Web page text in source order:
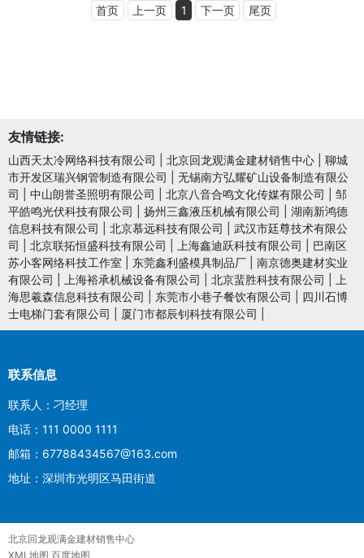
首页 上一页 1 下一页 尾页
友情链接:
山西天太冷网络科技有限公司 北京回龙观满金建材销售中心
聊城
市开发区瑞兴钢管制造有限公司
无锡南方弘耀矿山设备制造有限公
司
中山朗誉圣照明有限公司 北京八音合鸣文化传媒有限公司
邹
平皓鸣光伏科技有限公司
扬州三鑫液压机械有限公司
湖南新鸿德
信息科技有限公司
北京慕远科技有限公司
武汉市廷尊技术有限公
司
北京联拓恒盛科技有限公司 上海鑫迪跃科技有限公司
巴南区
苏小客网络科技工作室
东莞鑫利盛模具制品厂
南京德奥建材实业
有限公司
上海裕承机械设备有限公司 北京蜚胜科技有限公司
上
海思羲森信息科技有限公司
东莞市小巷子餐饮有限公司
四川石博
士电梯门套有限公司
厦门市都辰钊科技有限公司
联系信息
联系人：刁经理
电话：111 0000 1111
邮箱：67788434567@163.com
地址：深圳市光明区马田街道
北京回龙观满金建材销售中心
XML地图 百度地图